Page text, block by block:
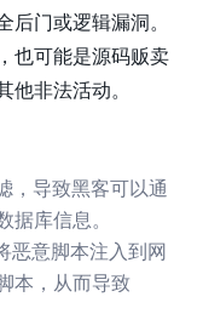
后门或逻辑漏洞。
也可能是源码贩卖
他非法活动。
，导致黑客可以通
据库信息。
恶意脚本注入到网
本，从而导致